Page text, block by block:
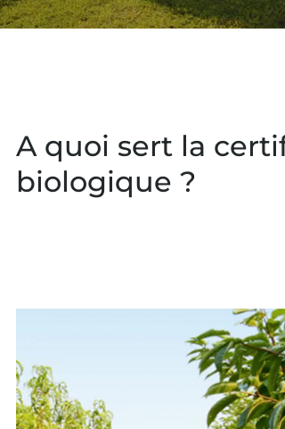
A quoi sert la
biologique ?